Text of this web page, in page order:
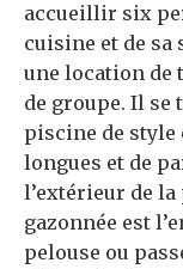
accueillir six
cuisine et de sa
une location de
de groupe. Il se
piscine de style
longues et de
l’extérieur de
gazonnée est
pelouse ou